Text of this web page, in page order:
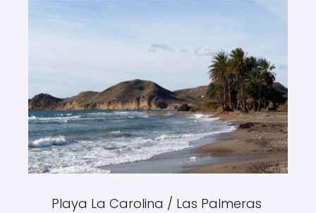
Playa La Carolina / Las Palmeras